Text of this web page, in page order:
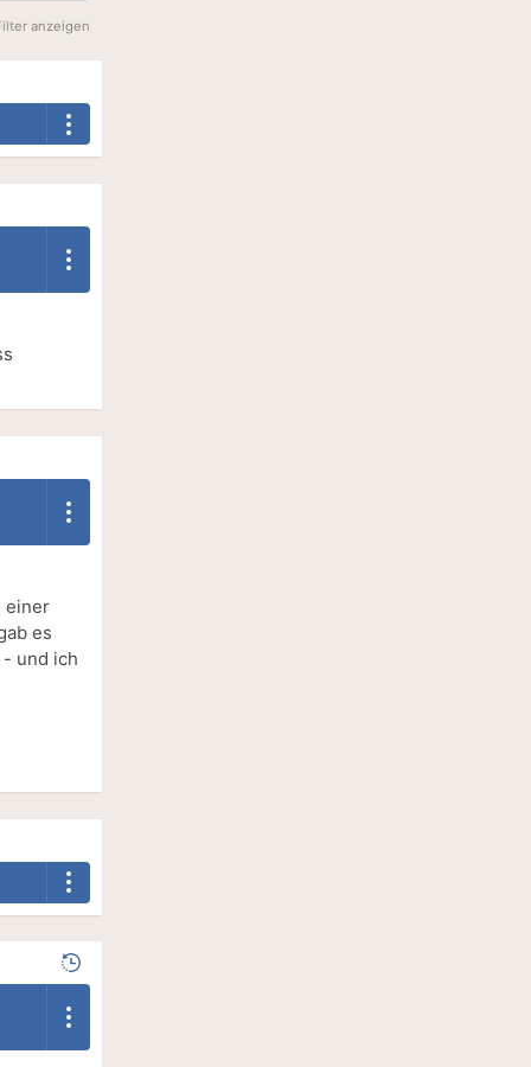
anzeigen
einer
es
und ich